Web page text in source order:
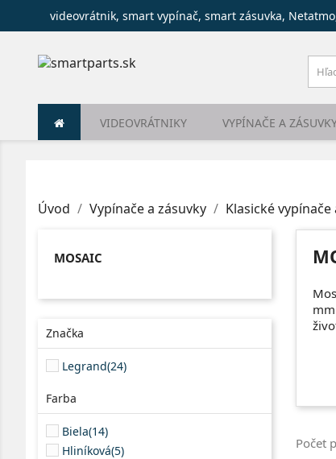
videovrátnik, smart vypínač, smart zásuvka,
VIDEOVRÁTNIKY VYPÍNAČE A
Úvod Vypínače a zásuvky Klasické vypínače
MOSAIC
Značka
Legrand(24)
Farba
Biela(14)
Hliníková(5)
Počet